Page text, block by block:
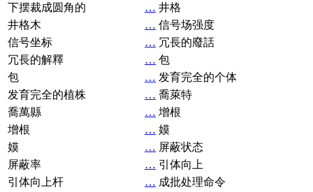
下摆裁成圆角的
… 井格
井格木
… 信号场强度
信号坐标
… 冗長的廢話
冗長的解釋
… 包
包
… 发育完全的个体
发育完全的植株
… 喬萊特
喬萬縣
… 增根
增根
… 嫫
嫫
… 屏蔽状态
屏蔽率
… 引体向上
引体向上杆
… 成批处理命令